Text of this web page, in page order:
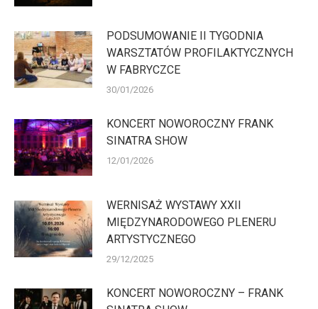
PODSUMOWANIE II TYGODNIA
WARSZTATÓW PROFILAKTYCZNYCH
W FABRYCZCE
30/01/2026
KONCERT NOWOROCZNY FRANK
SINATRA SHOW
12/01/2026
WERNISAŻ WYSTAWY XXII
MIĘDZYNARODOWEGO PLENERU
ARTYSTYCZNEGO
29/12/2025
KONCERT NOWOROCZNY – FRANK